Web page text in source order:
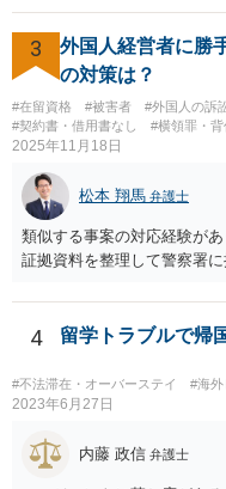
3
外国人経営者に勝
の対策は？
#在留資格 #被害者 #外国人の訴
#契約書・借用書なし
#横領罪・背
2025年11月18日
松本 翔馬 弁護士
類似する事案の対応経験が
証拠資料を整理して警察署
4 留学トラブルで帰
#不法滞在・オーバーステイ #海外
2023年6月27日
内藤 政信 弁護士